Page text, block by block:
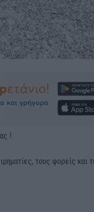
!
τους φορείς και